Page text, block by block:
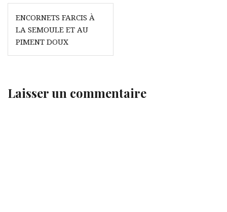
Navigation
de
l’article
ENCORNETS FARCIS À
LA SEMOULE ET AU
PIMENT DOUX
Laisser un commentaire